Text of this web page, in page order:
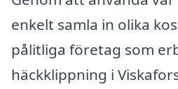
enkelt samla in olika
pålitliga företag som
häckklippning i